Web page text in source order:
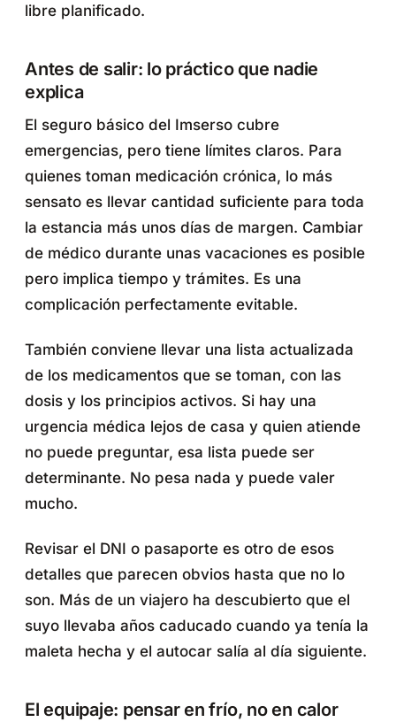
libre planificado.
Antes de salir: lo práctico que nadie
explica
El seguro básico del Imserso cubre
emergencias, pero tiene límites claros. Para
quienes toman medicación crónica, lo más
sensato es llevar cantidad suficiente para toda
la estancia más unos días de margen. Cambiar
de médico durante unas vacaciones es posible
pero implica tiempo y trámites. Es una
complicación perfectamente evitable.
También conviene llevar una lista actualizada
de los medicamentos que se toman, con las
dosis y los principios activos. Si hay una
urgencia médica lejos de casa y quien atiende
no puede preguntar, esa lista puede ser
determinante. No pesa nada y puede valer
mucho.
Revisar el DNI o pasaporte es otro de esos
detalles que parecen obvios hasta que no lo
son. Más de un viajero ha descubierto que el
suyo llevaba años caducado cuando ya tenía la
maleta hecha y el autocar salía al día siguiente.
El equipaje: pensar en frío, no en calor